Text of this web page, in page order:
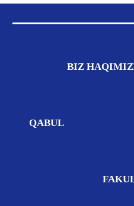
BIZ
QABUL